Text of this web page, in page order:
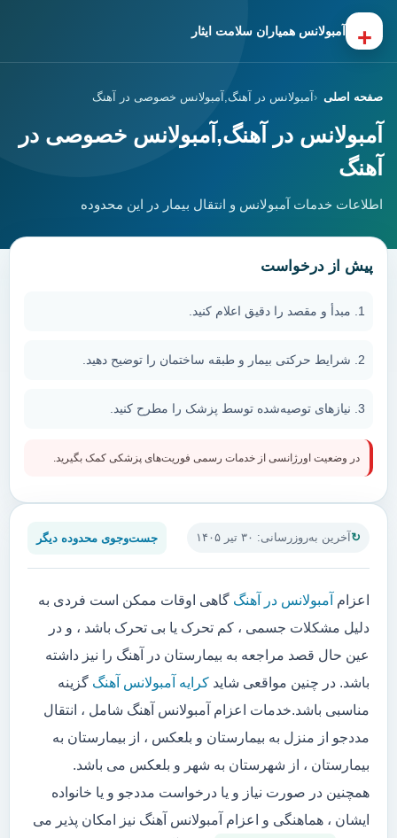
+ آمبولانس همیاران سلامت ایثار
صفحه اصلی آمبولانس در آهنگ,آمبولانس خصوصی در آهنگ
آمبولانس در آهنگ,آمبولانس خصوصی در
آهنگ
اطلاعات خدمات آمبولانس و انتقال بیمار در این محدوده
آخرین به‌روزرسانی: ۳۰ تیر ۱۴۰۵ جست‌وجوی محدوده دیگر
اعزام آمبولانس در آهنگ گاهی اوقات ممکن است فردی به
دلیل مشکلات جسمی ، کم تحرک یا بی تحرک باشد ، و در
عین حال قصد مراجعه به بیمارستان در آهنگ را نیز داشته
باشد. در چنین مواقعی شاید کرایه آمبولانس آهنگ گزینه
مناسبی باشد.خدمات اعزام آمبولانس آهنگ شامل ، انتقال
مددجو از منزل به بیمارستان و بلعکس ، از بیمارستان به
بیمارستان ، از شهرستان به شهر و بلعکس می باشد.
همچنین در صورت نیاز و یا درخواست مددجو و یا خانواده
ایشان ، هماهنگی و اعزام آمبولانس آهنگ نیز امکان پذیر می
پیش از درخواست
مبدأ و مقصد را دقیق اعلام کنید.
شرایط حرکتی بیمار و طبقه ساختمان را توضیح دهید.
نیازهای توصیه‌شده توسط پزشک را مطرح کنید.
در وضعیت اورژانسی از خدمات رسمی فوریت‌های پزشکی کمک بگیرید.